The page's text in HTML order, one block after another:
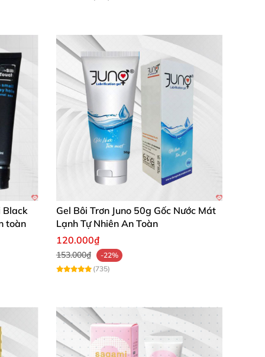
Black
toàn
Gel Bôi Trơn Juno 50g Gốc Nước Mát
Lạnh Tự Nhiên An Toàn
120.000₫
153.000₫
-22%
(735)